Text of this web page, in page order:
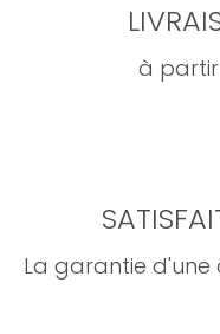
à
La garantie d'une